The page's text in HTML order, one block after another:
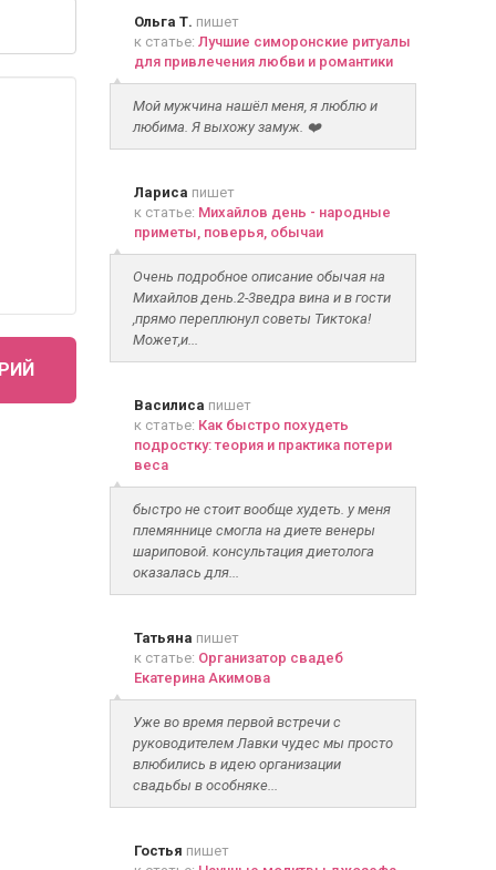
Ольга Т. пишет
к статье: Лучшие симоронские ритуалы
для привлечения любви и романтики
Мой мужчина нашёл меня, я люблю и
любима. Я выхожу замуж. ❤️
Лариса пишет
к статье: Михайлов день - народные
приметы, поверья, обычаи
Очень подробное описание обычая на
Михайлов день.2-3ведра вина и в гости
,прямо переплюнул советы Тиктока!
Может,и...
Василиса пишет
к статье: Как быстро похудеть
подростку: теория и практика потери
веса
быстро не стоит вообще худеть. у меня
племяннице смогла на диете венеры
шариповой. консультация диетолога
оказалась для...
Татьяна пишет
к статье: Организатор свадеб
Екатерина Акимова
Уже во время первой встречи с
руководителем Лавки чудес мы просто
влюбились в идею организации
свадьбы в особняке...
Гостья пишет